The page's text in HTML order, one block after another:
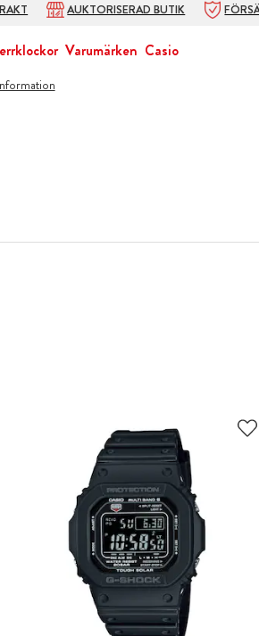
AUKTORISERAD BUTIK
Varumärken Casio